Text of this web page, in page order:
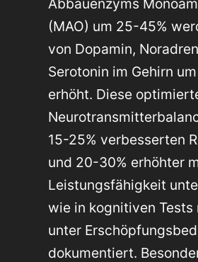
(MAO) um 25-45%
von Dopamin,
Serotonin im Gehirn
erhöht. Diese
15-25% verbesserten
und 20-30% erhöhter
Leistungsfähigkeit
wie in kognitiven Tests
unter
dokumentiert.